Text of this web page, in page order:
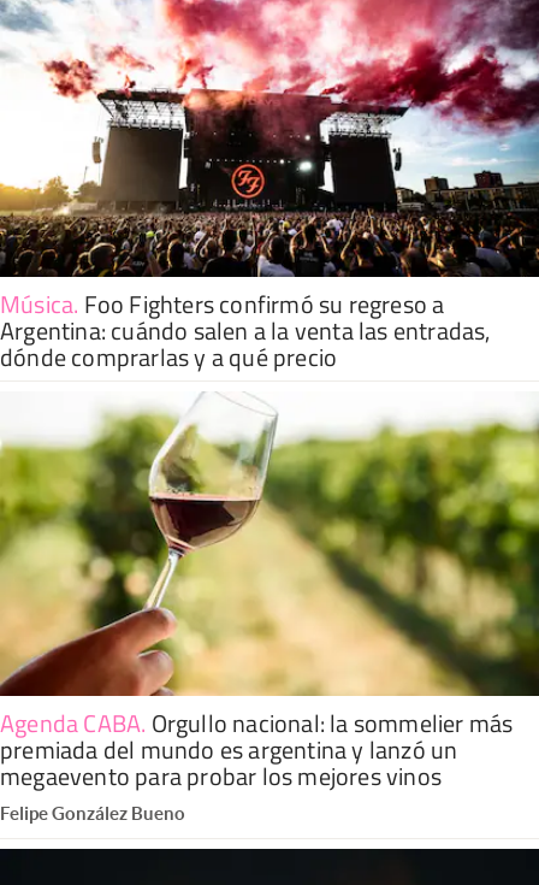
Música. Foo Fighters confirmó su regreso a
Argentina: cuándo salen a la venta las entradas,
dónde comprarlas y a qué precio
Agenda CABA. Orgullo nacional: la sommelier más
premiada del mundo es argentina y lanzó un
megaevento para probar los mejores vinos
Felipe González Bueno